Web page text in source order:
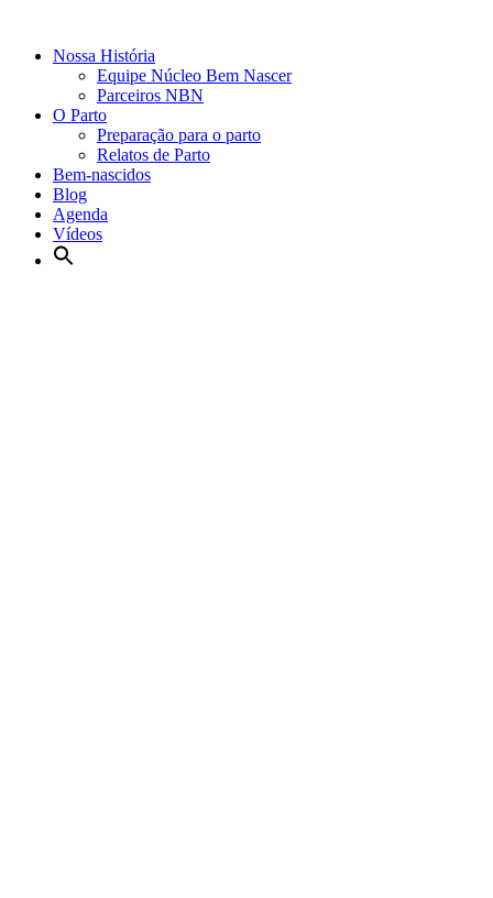
Nossa História
Equipe Núcleo Bem Nascer
Parceiros NBN
O Parto
Preparação para o parto
Relatos de Parto
Bem-nascidos
Blog
Agenda
Vídeos